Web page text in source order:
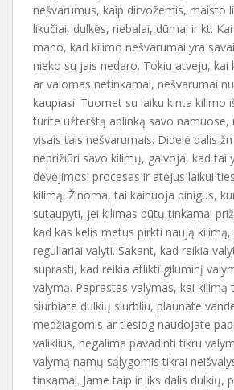
nešvarumus, kaip dirvožemis, maisto
likučiai, dulkės, riebalai, dūmai ir kt.
mano, kad kilimo nešvarumai yra
nieko su jais nedaro. Tokiu atveju, kai
ar valomas netinkamai, nešvarumai
kaupiasi. Tuomet su laiku kinta kilimo
turite užterštą aplinką savo namuose,
visais tais nešvarumais. Didelė dalis
neprižiūri savo kilimų, galvoja, kad tai
dėvėjimosi procesas ir atėjus laikui
kilimą. Žinoma, tai kainuoja pinigus,
sutaupyti, jei kilimas būtų tinkamai
kad kas kelis metus pirkti naują
reguliariai valyti. Sakant, kad reikia
suprasti, kad reikia atlikti giluminį
valymą. Paprastas valymas, kai kilimą
siurbiate dulkių siurbliu, plaunate
medžiagomis ar tiesiog naudojate
valiklius, negalima pavadinti tikru
valymą namų sąlygomis tikrai
tinkamai. Jame taip ir liks dalis dulkių,